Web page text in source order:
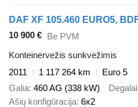
10 900 € Be PVM
Konteinervežis sunkvežimis
2011
1 117 264 km
Euro 5
Galia 460 AG (338 kW) Degalai
Ašių konfigūracija 6x2